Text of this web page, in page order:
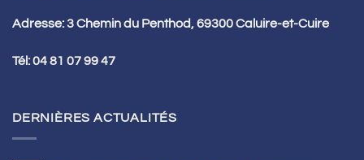
Adresse: 3 Chemin du Penthod, 69300 Caluire-et-Cuire
Tél:04 81 07 99 47
DERNIÈRES ACTUALITÉS